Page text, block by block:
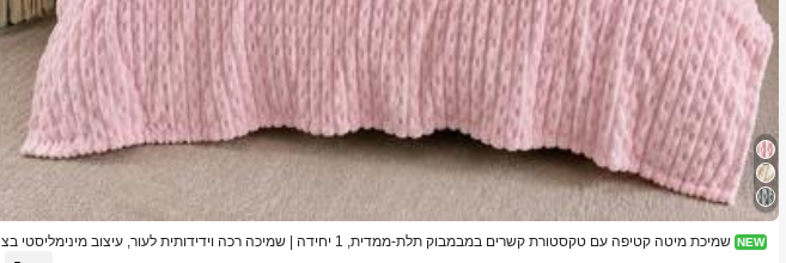
NEW
שמיכת מיטה קטיפה עם טקסטורת קשרים במבמבוק תלת-ממדית, 1 יחידה | שמיכה רכה וידידותית לעור, עיצוב מינימליסטי בצ